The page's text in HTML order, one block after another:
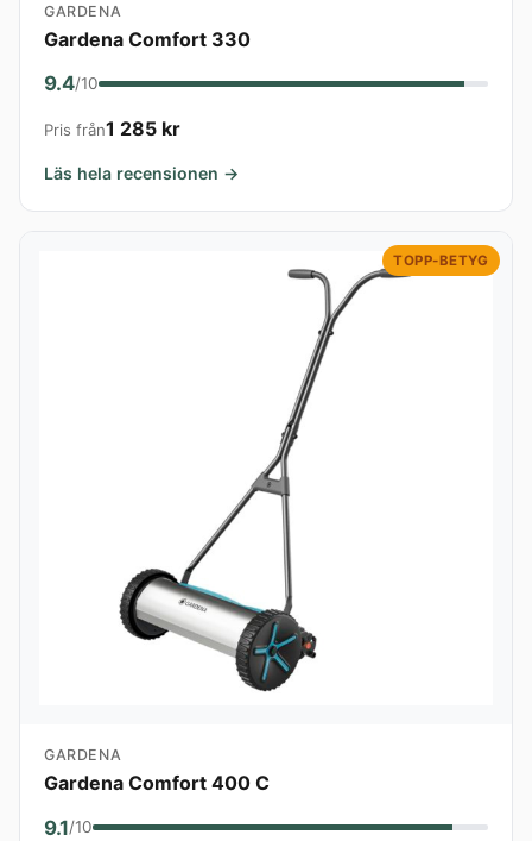
GARDENA
Gardena Comfort 330
9.4/10
Pris från1 285 kr
Läs hela recensionen →
TOPP-BETYG
GARDENA
Gardena Comfort 400 C
9.1/10